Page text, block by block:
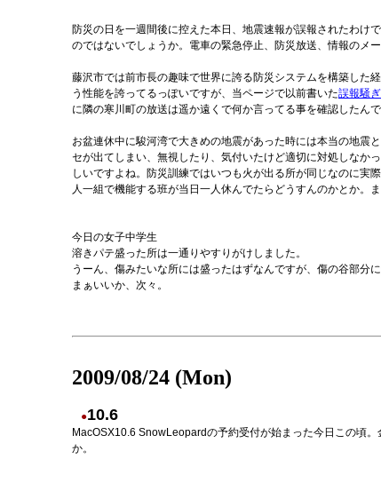
防災の日を一週間後に控えた本日、地震速報が誤報されたわけ
のではないでしょうか。電車の緊急停止、防災放送、情報のメー
藤沢市では前市長の趣味で世界に誇る防災システムを構築した
う性能を誇ってるっぽいですが、当ページで以前書いた誤報騒ぎ
に隣の寒川町の放送は遥か遠くで何か言ってる事を確認したん
お盆連休中に駿河湾で大きめの地震があった時には本当の地震
セが出てしまい、無視したり、気付いたけど適切に対処しなか
しいですよね。防災訓練ではいつも火が出る所が同じなのに実
人一組で機能する班が当日一人休んでたらどうすんのかとか。
今日の女子中学生
溶きパテ盛った所は一通りやすりがけしました。
うーん、傷みたいな所には盛ったはずなんですが、傷の谷部分
まぁいいか、次々。
2009/08/24 (Mon)
●10.6
MacOSX10.6 SnowLeopardの予約受付が始まった今日この頃
か。